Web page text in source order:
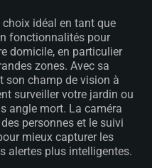
choix idéal en tant que
fonctionnalités pour
domicile, en particulier
zones. Avec sa
son champ de vision à
surveiller votre jardin ou
angle mort. La caméra
personnes et le suivi
mieux capturer les
alertes plus intelligentes.